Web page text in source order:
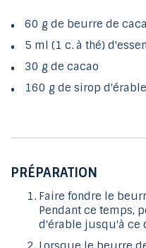
60 g de beurre de
5 ml (1 c. à thé)
30 g de cacao
160 g de sirop d'érable
PRÉPARATION
Faire fondre le
Pendant ce temps,
d'érable jusqu'à ce